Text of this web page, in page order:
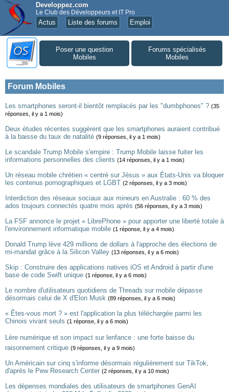
Developpez.com
Le Club des Développeurs et IT Pro
Actus Liste des forums Emploi
Poser une question
Mobiles
Forums spécialisés
Mobiles
Forum Mobiles
Les smartphones seront-il bientôt remplacés par les "dumbphones" ? (35
réponses, il y a 1 mois)
Deux études récentes suggèrent que les smartphones auraient contribué
à la baisse du taux de natalité (9 réponses, il y a 1 mois)
Le scandale Trump Mobile s'empire : Trump Mobile laisse fuiter les
informations personnelles des clients (14 réponses, il y a 1 mois)
Un réseau mobile chrétien « centré sur Jésus » aux États-Unis va bloquer
les contenus pornographiques et LGBT (2 réponses, il y a 3 mois)
Interdiction des réseaux sociaux aux mineurs en Australie : 60 % des
ados toujours connectés quatre mois après (56 réponses, il y a 3 mois)
La FSF annonce le projet « LibrePhone » pour apporter une liberté totale à
l'environnement informatique mobile (1 réponse, il y a 4 mois)
Donald Trump lève 429 millions de dollars à l'approche des élections de
mi-mandat grâce à la Silicon Valley (13 réponses, il y a 6 mois)
Skip : Construire des applications natives iOS et Android à partir d'une
base de code Swift unique (1 réponse, il y a 6 mois)
Le nombre d'utilisateurs quotidiens de Threads sur mobile dépasse
désormais celui de X d'Elon Musk (89 réponses, il y a 6 mois)
« Êtes-vous mort ? » est l'application la plus téléchargée parmi les
Chinois vivant seuls (1 réponse, il y a 6 mois)
Lère numérique et son impact sur lenfance : une forte baisse du
raisonnement critique (9 réponses, il y a 9 mois)
Un Américain sur cinq s'informe désormais régulièrement sur TikTok,
d'après le Pew Research Center (2 réponses, il y a 10 mois)
Les dépenses mondiales des utilisateurs de smartphones GenAI